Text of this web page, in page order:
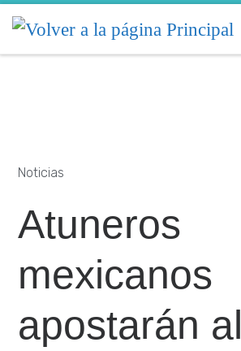
Skip to content
Noticias
Atuneros
mexicanos
apostarán al